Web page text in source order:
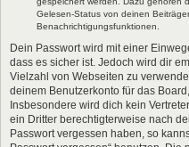
Gelesen-Status von deinen
Benachrichtigungsfunktionen.
Dein Passwort wird mit einer
dass es sicher ist. Jedoch wird dir
Vielzahl von Webseiten zu
deinem Benutzerkonto für das
Insbesondere wird dich kein
ein Dritter berechtigterweise nach
Passwort vergessen haben, so